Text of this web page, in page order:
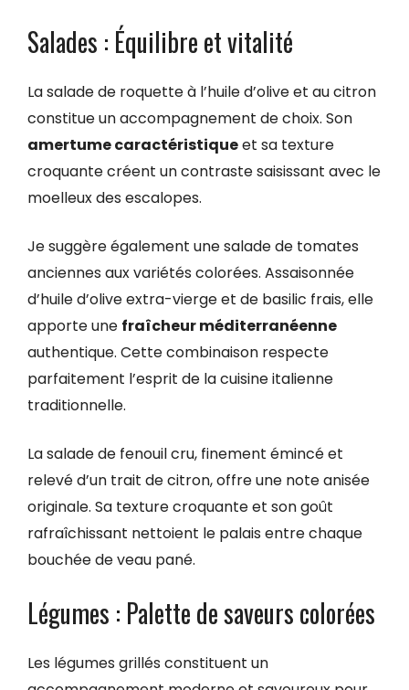
Salades : Équilibre et vitalité
La salade de roquette à l’huile d’olive et au citron
constitue un accompagnement de choix. Son
amertume caractéristiqueet sa texture
croquante créent un contraste saisissant avec le
moelleux des escalopes.
Je suggère également une salade de tomates
anciennes aux variétés colorées. Assaisonnée
d’huile d’olive extra-vierge et de basilic frais, elle
apporte une fraîcheur méditerranéenne
authentique. Cette combinaison respecte
parfaitement l’esprit de la cuisine italienne
traditionnelle.
La salade de fenouil cru, finement émincé et
relevé d’un trait de citron, offre une note anisée
originale. Sa texture croquante et son goût
rafraîchissant nettoient le palais entre chaque
bouchée de veau pané.
Légumes : Palette de saveurs colorées
Les légumes grillés constituent un